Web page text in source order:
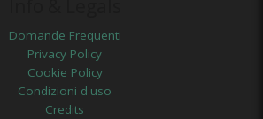
Domande Frequenti
Privacy Policy
Cookie Policy
Condizioni d'uso
Credits